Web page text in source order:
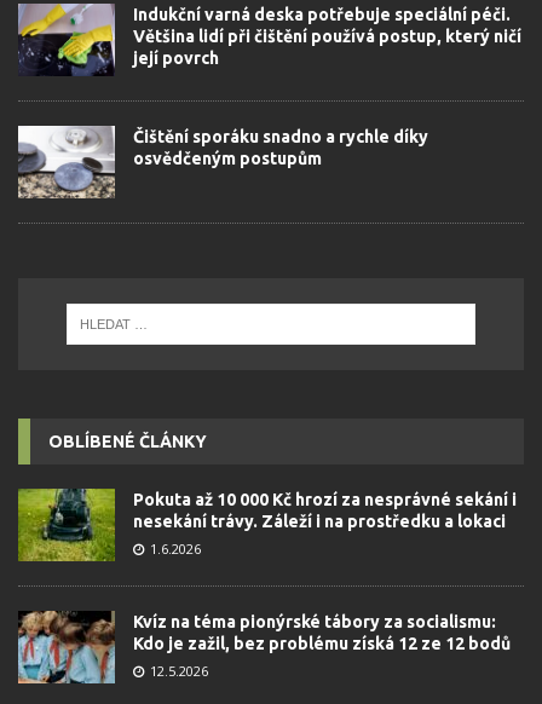
Indukční varná deska potřebuje speciální péči.
Většina lidí při čištění používá postup, který ničí
její povrch
Čištění sporáku snadno a rychle díky
osvědčeným postupům
OBLÍBENÉ ČLÁNKY
Pokuta až 10 000 Kč hrozí za nesprávné sekání i
nesekání trávy. Záleží i na prostředku a lokaci
1.6.2026
Kvíz na téma pionýrské tábory za socialismu:
Kdo je zažil, bez problému získá 12 ze 12 bodů
12.5.2026